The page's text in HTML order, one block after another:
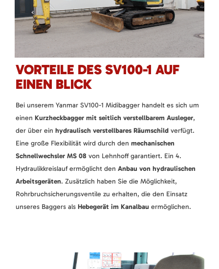
VORTEILE DES SV100-1 AUF
EINEN BLICK
Bei unserem Yanmar SV100-1 Midibagger handelt es sich um
einen Kurzheckbagger mit seitlich verstellbarem Ausleger,
der über ein hydraulisch verstellbares Räumschild verfügt.
Eine große Flexibilität wird durch den mechanischen
Schnellwechsler MS 08 von Lehnhoff garantiert. Ein 4.
Hydraulikkreislauf ermöglicht den Anbau von hydraulischen
Arbeitsgeräten. Zusätzlich haben Sie die Möglichkeit,
Rohrbruchsicherungsventile zu erhalten, die den Einsatz
unseres Baggers als Hebegerät im Kanalbau ermöglichen.